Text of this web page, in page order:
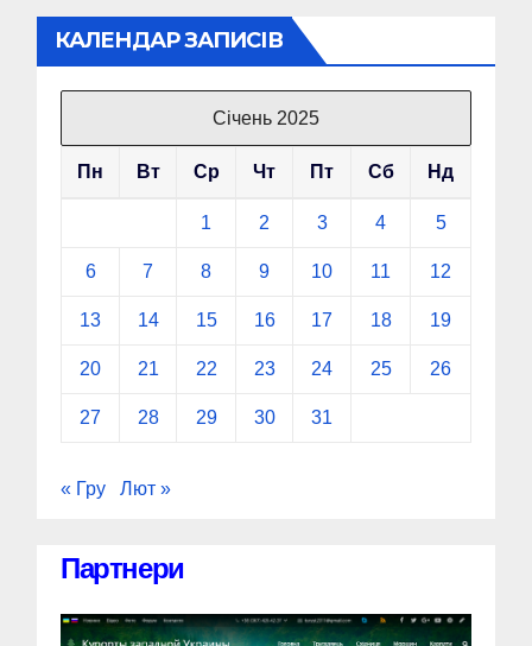
КАЛЕНДАР ЗАПИСІВ
Січень 2025
Пн Вт Ср Чт Пт Сб Нд
1 2 3 4 5
6 7 8 9 10 11 12
13 14 15 16 17 18 19
20 21 22 23 24 25 26
27 28 29 30 31
« Гру Лют »
Партнери